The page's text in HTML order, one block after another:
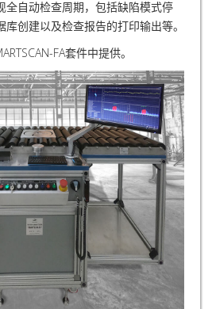
全自动检查周期，包括缺陷模式停
创建以及检查报告的打印输出等。
FA套件中提供。